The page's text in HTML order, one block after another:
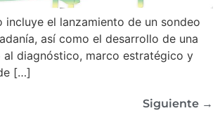
incluye el lanzamiento de un sondeo
así como el desarrollo de una
al diagnóstico, marco estratégico y
[…]
Siguiente →